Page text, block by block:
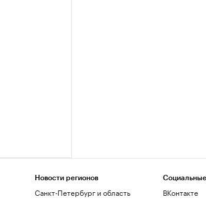
Новости регионов
Санкт-Петербург и область
ВКонтакте